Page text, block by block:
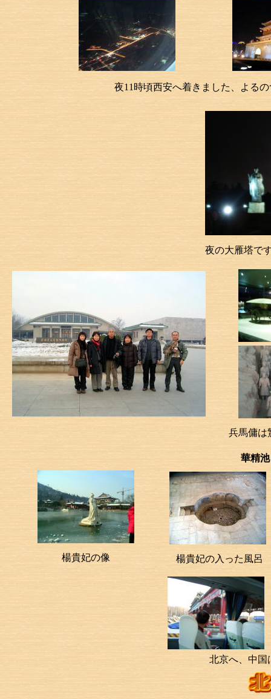
夜11時頃西安へ着きました、よる
夜の大雁塔で
兵馬傭は
楊貴妃の像 楊貴妃の入った風呂
華精
北京へ、中国